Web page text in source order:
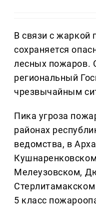
В связи с жаркой
сохраняется
лесных пожаров.
региональный
чрезвычайным
Пика угроза
районах
ведомства, в
Мелеузовском,
Стерлитамакском
5 класс